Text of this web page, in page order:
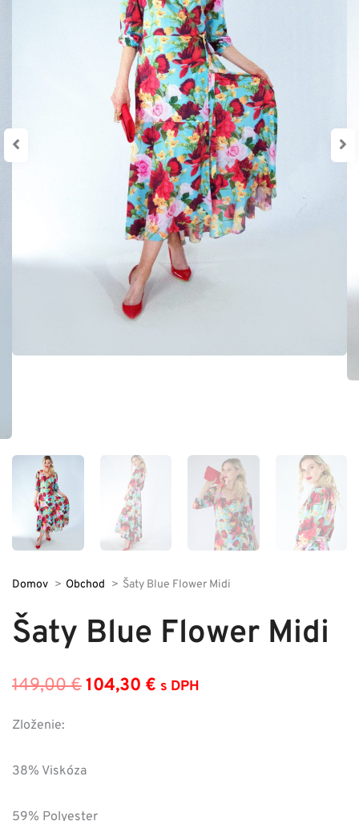
Domov Obchod Šaty Blue Flower Midi
Šaty Blue Flower Midi
149,00€ Pôvodná
104,30 € Aktuálna
s DPH
Zloženie:
38% Viskóza
59% Polyester